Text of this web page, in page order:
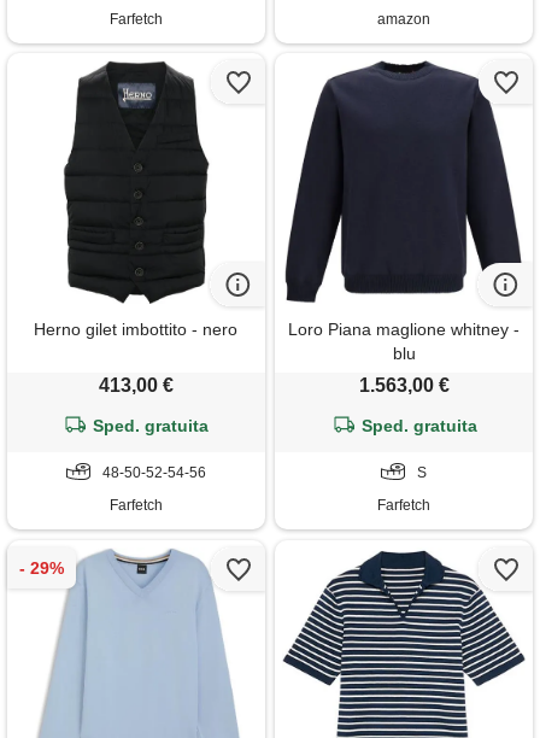
Farfetch
amazon
Herno gilet imbottito - nero
413,00 €
Sped. gratuita
48-50-52-54-56
Farfetch
Loro Piana maglione whitney -
blu
1.563,00 €
Sped. gratuita
S
Farfetch